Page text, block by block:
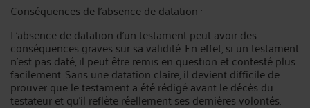
Conséquences de l'absence de datation :
L'absence de datation d'un testament peut avoir des
conséquences graves sur sa validité. En effet, si un testament
n'est pas daté, il peut être remis en question et contesté plus
facilement. Sans une datation claire, il devient difficile de
prouver que le testament a été rédigé avant le décès du
testateur et qu'il reflète réellement ses dernières volontés.